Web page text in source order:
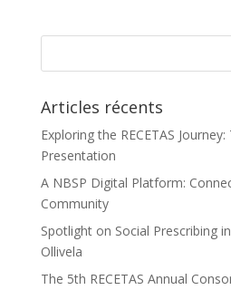
Articles récents
Exploring the RECETAS
Presentation
A NBSP Digital Platform:
Community
Spotlight on Social Prescribing
Ollivela
The 5th RECETAS Annual